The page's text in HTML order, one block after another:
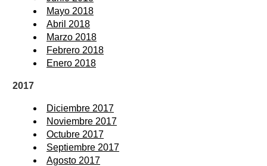
Mayo 2018
Abril 2018
Marzo 2018
Febrero 2018
Enero 2018
2017
Diciembre 2017
Noviembre 2017
Octubre 2017
Septiembre 2017
Agosto 2017